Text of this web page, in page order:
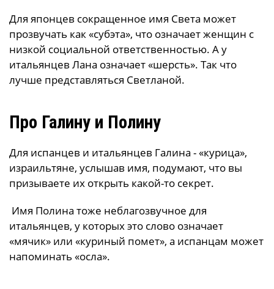
Для японцев сокращенное имя Света может
прозвучать как «субэта», что означает женщин с
низкой социальной ответственностью. А у
итальянцев Лана означает «шерсть». Так что
лучше представляться Светланой.
Про Галину и Полину
Для испанцев и итальянцев Галина - «курица»,
израильтяне, услышав имя, подумают, что вы
призываете их открыть какой-то секрет.
Имя Полина тоже неблагозвучное для
итальянцев, у которых это слово означает
«мячик» или «куриный помет», а испанцам может
напоминать «осла».